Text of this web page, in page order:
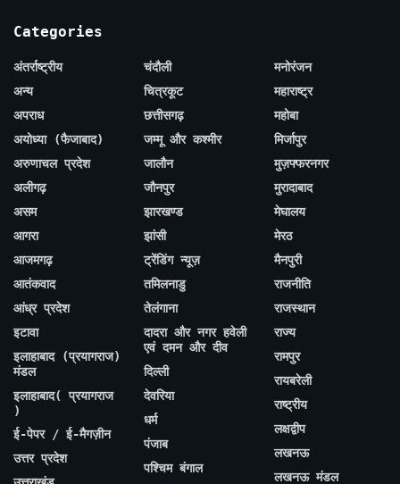
Categories
अंतर्राष्ट्रीय
अन्य
अपराध
अयोध्या (फैजाबाद)
अरुणाचल प्रदेश
अलीगढ़
असम
आगरा
आजमगढ़
आतंकवाद
आंध्र प्रदेश
इटावा
इलाहाबाद (प्रयागराज)
मंडल
इलाहाबाद( प्रयागराज
)
ई-पेपर / ई-मैगज़ीन
उत्तर प्रदेश
चंदौली
चित्रकूट
छत्तीसगढ़
जम्मू और कश्मीर
जालौन
जौनपुर
झारखण्ड
झांसी
ट्रेंडिंग न्यूज़
तमिलनाडु
तेलंगाना
दादरा और नगर हवेली
एवं दमन और दीव
दिल्ली
देवरिया
धर्म
पंजाब
पश्चिम बंगाल
मनोरंजन
महाराष्ट्र
महोबा
मिर्जापुर
मुज़फ्फरनगर
मुरादाबाद
मेघालय
मेरठ
मैनपुरी
राजनीति
राजस्थान
राज्य
रामपुर
रायबरेली
राष्ट्रीय
लक्षद्वीप
लखनऊ
लखनऊ मंडल